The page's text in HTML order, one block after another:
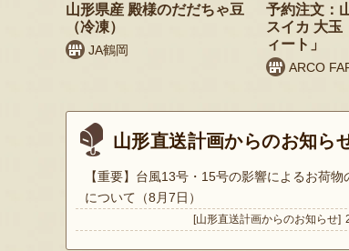
山形県産 殿様のだだちゃ豆
（冷凍）
JA鶴岡
予約注文：
スイカ 大玉
ィート」
ARCO
山形直送計画からのお知ら
【重要】台風13号・15号の影響によるお荷物
について（8月7日）
[山形直送計画からのお知らせ]